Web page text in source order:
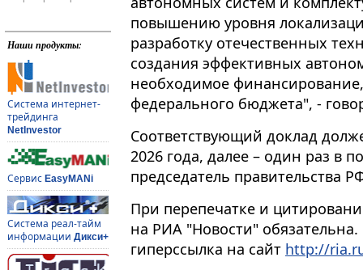
Наши продукты:
Система интернет-
трейдинга
NetInvestor
Сервис EasyMANi
Система реал-тайм
информации Дикси+
повышению уровня
разработку отечественных
создания эффективных
необходимое финансирование,
федерального бюджета", -
Соответствующий доклад
2026 года, далее – один раз в
председатель правительства
При перепечатке и
на РИА "Новости"
гиперссылка на сайт http://